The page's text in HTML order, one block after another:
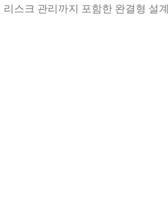
스크 관리까지 포함한 완결형 설계